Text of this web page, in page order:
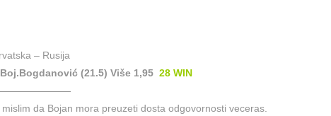
– Rusija
Boj.Bogdanović (21.5) Više 1,95 28 WIN
da Bojan mora preuzeti dosta odgovornosti veceras.